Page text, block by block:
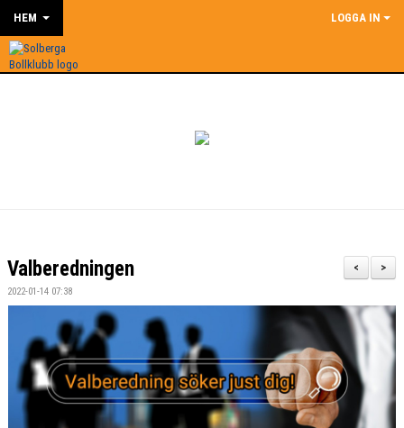
HEM LOGGA IN
>
<
Valberedningen
2022-01-14 07:38